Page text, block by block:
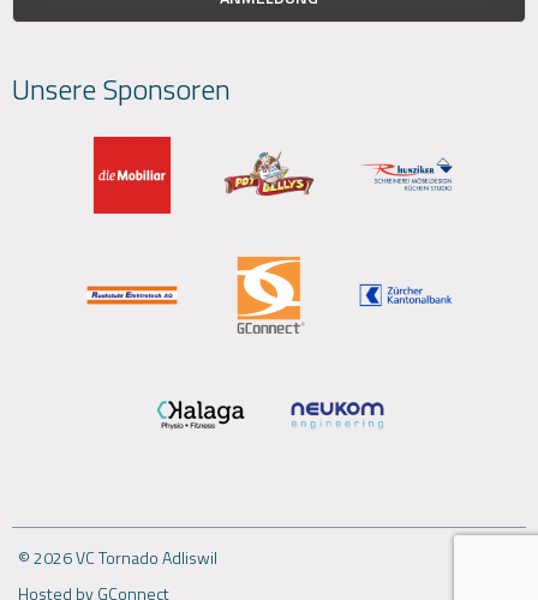
Unsere Sponsoren
© 2026 VC Tornado Adliswil
Hosted by GConnect